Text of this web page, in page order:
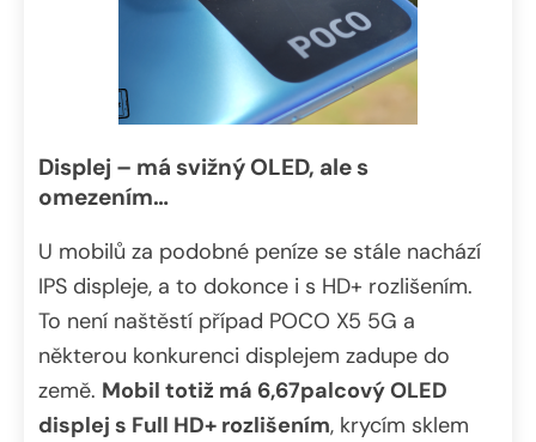
Displej – má svižný OLED, ale s
omezením…
U mobilů za podobné peníze se stále nachází
IPS displeje, a to dokonce i s HD+ rozlišením.
To není naštěstí případ POCO X5 5G a
některou konkurenci displejem zadupe do
země. Mobil totiž má 6,67palcový OLED
displej s Full HD+ rozlišením, krycím sklem